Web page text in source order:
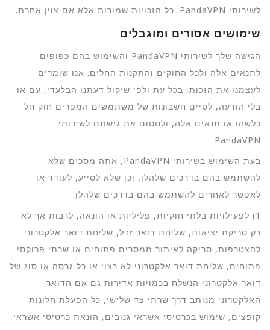
לשירותי PandaVPN. כל הזכויות שמורות אלא אם צוין אחרת.
שימושים אסורים ומוגבלים
הגישה שלך לשירותי PandaVPN והשימוש בהם כפופים
לתנאים אלה ולכל החוקים והתקנות החלים. אנו שומרים
לעצמנו את הזכות, בכל עת ולפי שיקול דעתנו הבלעדי, עם או
בלי הודעה, לסיים חשבונות של משתמשים המפרים חוק חל
כלשהו או תנאים אלה, ולחסום את גישתם לשירותי
PandaVPN.
בעת השימוש בשירותי PandaVPN, אתה מסכים שלא
להשתמש בהם בדרכים שלהלן, וכן שלא לסייע, לעודד או
לאפשר לאחרים להשתמש בהם בדרכים שלהלן:
1) לפעילויות בלתי חוקיות, פליליות או הונאה, לרבות אך לא
רק סריקת יציאות, שליחת דואר זבל, שליחת דואר אלקטרוני
להצטרפות, סריקה לאיתור ממסרים פתוחים או שרתי פרוקסי
פתוחים, שליחת דואר אלקטרוני לא רצוי או כל גרסה או סוג של
דואר אלקטרוני הנשלח בכמויות אדירות גם אם הדואר
האלקטרוני מנותב דרך שרתי צד שלישי, כל הפעלת חלונות
קופצים, שימוש בכרטיסי אשראי גנובים, הונאת כרטיסי אשראי,